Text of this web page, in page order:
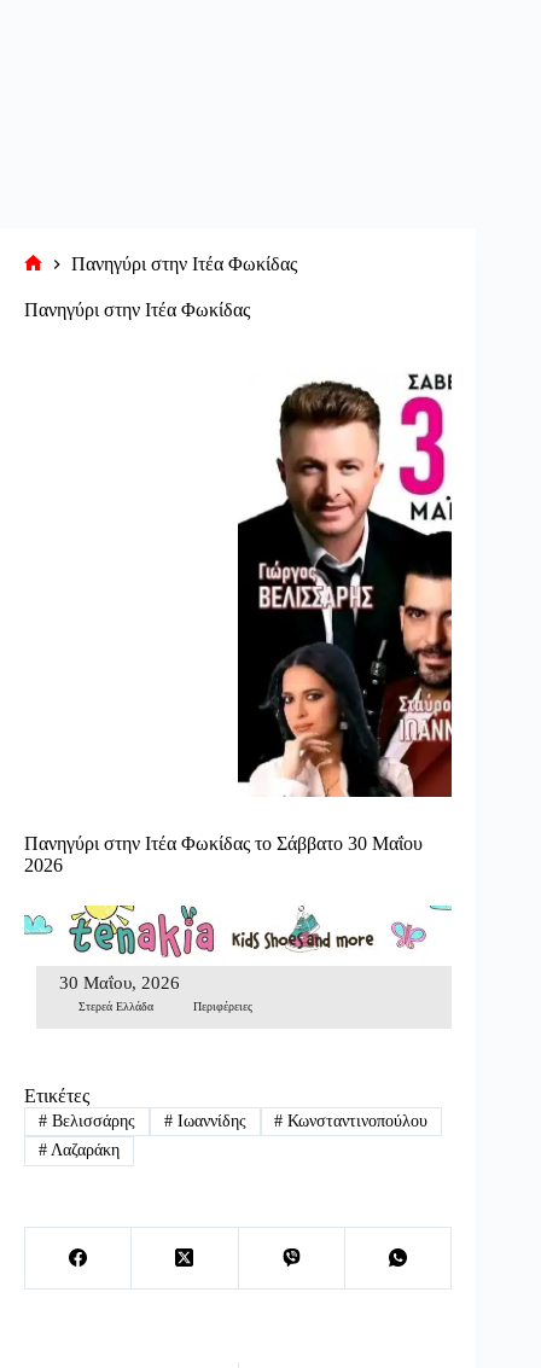
σελίδα
Πανηγύρι στην Ιτέα Φωκίδας
Πανηγύρι στην Ιτέα Φωκίδας
Πανηγύρι στην Ιτέα Φωκίδας το Σάββατο 30 Μαΐου
2026
30 Μαΐου, 2026
Στερεά Ελλάδα Περιφέρειες
Ετικέτες
#Βελισσάρης #Ιωαννίδης # Κωνσταντινοπούλου
#Λαζαράκη